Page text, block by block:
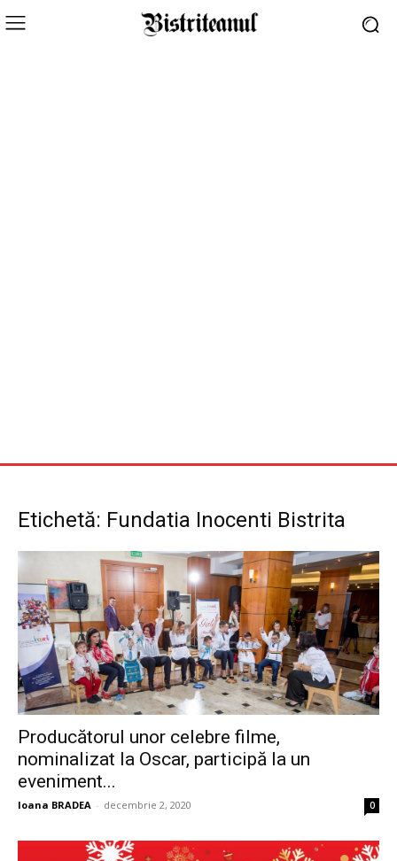
Etichetă: Fundatia Inocenti Bistrita
Producătorul unor celebre filme,
nominalizat la Oscar, participă la un
eveniment...
Ioana BRADEA - decembrie 2, 2020 0